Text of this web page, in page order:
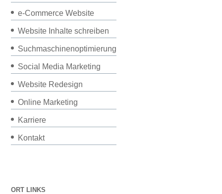
e-Commerce Website
Website Inhalte schreiben
Suchmaschinenoptimierung
Social Media Marketing
Website Redesign
Online Marketing
Karriere
Kontakt
ORT LINKS